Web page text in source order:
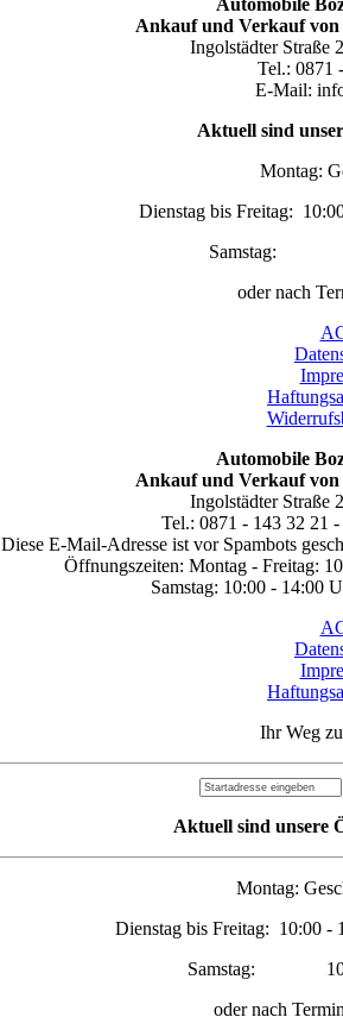
Automobile
Ankauf und Verkauf von
Ingolstädter Straße
Tel.: 0871
E-Mail:
Aktuell sind
Montag:
Dienstag bis Freitag:
Samstag:
oder nach
Automobile
Ankauf und Verkauf von
Ingolstädter Straße
Tel.: 0871 - 143 32 21
Diese E-Mail-Adresse ist vor Spambots
Öffnungszeiten: Montag - Freitag:
Samstag: 10:00 - 14:00
Ihr Weg
Aktuell sind unsere
Montag:
Dienstag bis Freitag: 10:00 -
Samstag:
oder nach